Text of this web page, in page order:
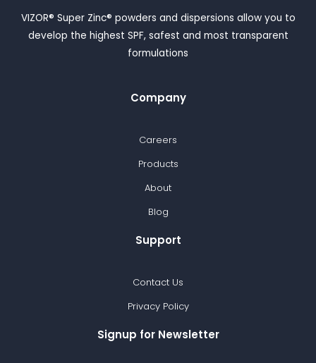
VIZOR® Super Zinc® powders and dispersions allow you to
develop the highest SPF, safest and most transparent
formulations
Company
Careers
Products
About
Blog
Support
Contact Us
Privacy Policy
Signup for Newsletter